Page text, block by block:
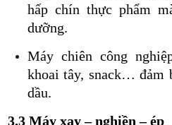
hấp chín thực phẩm
dưỡng.
Máy chiên công
khoai tây, snack… đảm
dầu.
3.3 Máy xay – nghiền – ép